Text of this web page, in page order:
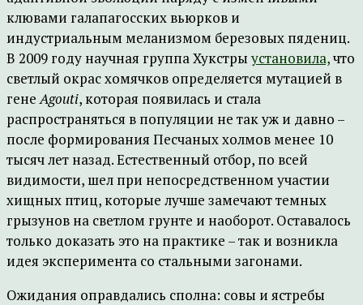
клювами галапагосских вьюрков и
индустриальным меланизмом березовых пядениц.
В 2009 году научная группа Хукстры установила,что
светлый окрас хомячков определяется мутацией в
генеAgouti, которая появилась и стала
распространяться в популяции не так уж и давно –
после формирования Песчаных холмов менее 10
тысяч лет назад. Естественный отбор, по всей
видимости, шел при непосредственном участии
хищных птиц, которые лучше замечают темных
грызунов на светлом грунте и наоборот. Оставалось
только доказать это на практике – так и возникла
идея эксперимента со стальными загонами.
Ожидания оправдались сполна: совы и ястребы